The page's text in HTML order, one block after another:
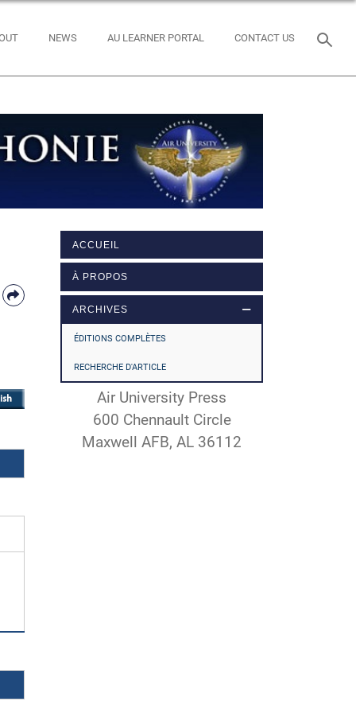
NEWS AU LEARNER PORTAL CONTACT US
ACCUEIL
À PROPOS
ARCHIVES
ÉDITIONS COMPLÈTES
RECHERCHE D'ARTICLE
Air University Press
600 Chennault Circle
Maxwell AFB, AL 36112